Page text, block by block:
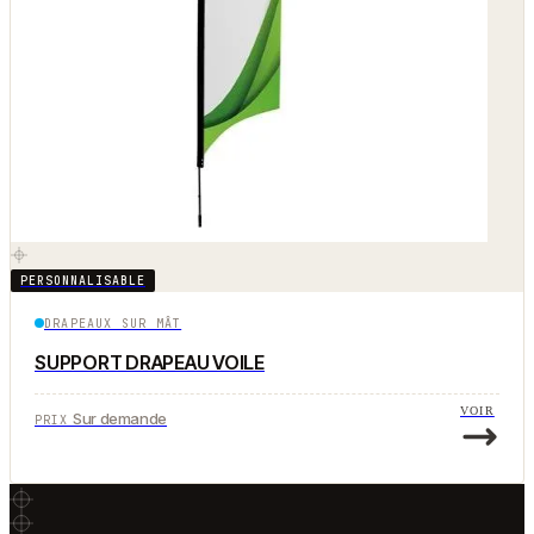
PERSONNALISABLE
DRAPEAUX SUR MÂT
SUPPORT DRAPEAU VOILE
PRIX Sur demande VOIR